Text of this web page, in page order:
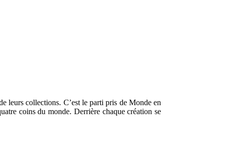
leurs collections. C’est le parti pris de Monde en
coins du monde. Derrière chaque création se